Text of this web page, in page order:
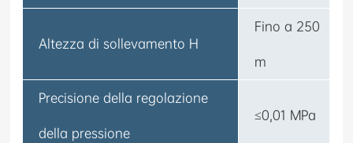
Altezza di sollevamento H
Fino a 250
m
Precisione della regolazione
della pressione
≤0,01 MPa